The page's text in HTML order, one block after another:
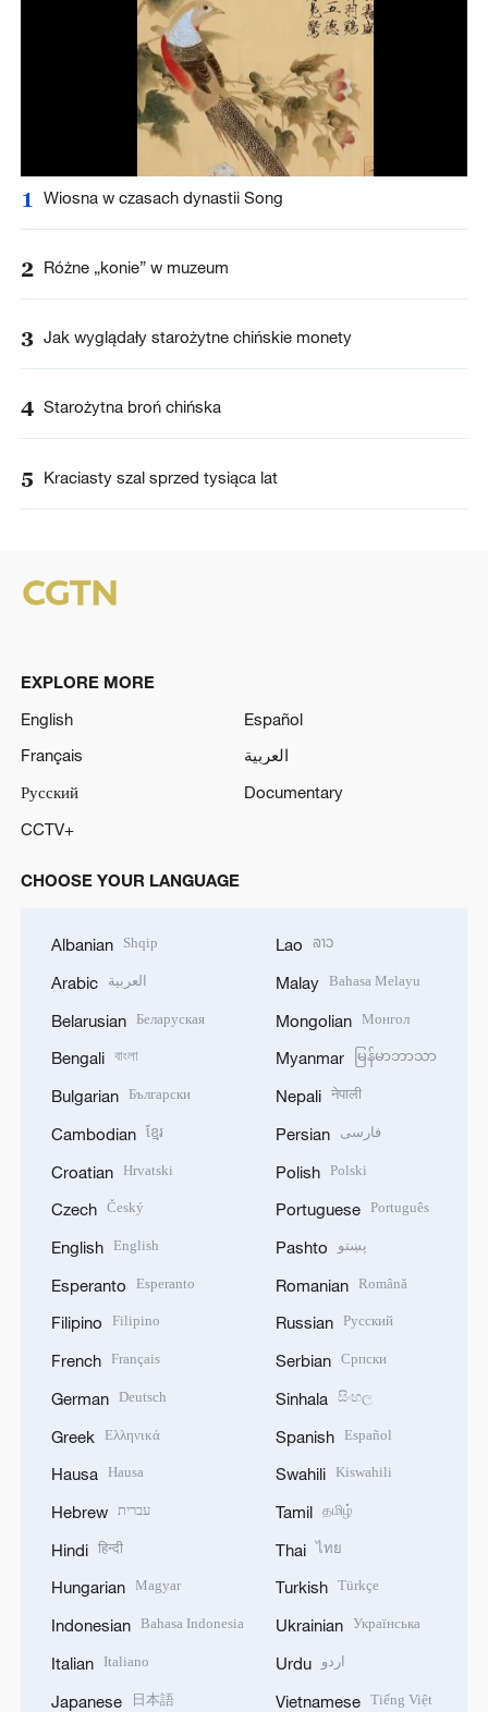
1 Wiosna w czasach dynastii Song
2 Różne „konie” w muzeum
3 Jak wyglądały starożytne chińskie monety
4 Starożytna broń chińska
5 Kraciasty szal sprzed tysiąca lat
EXPLORE MORE
English
Español
Français
العربية
Русский
Documentary
CCTV+
CHOOSE YOUR LANGUAGE
Albanian Shqip
Arabic العربية
Belarusian Беларуская
Bengali বাংলা
Bulgarian Български
Cambodian ខ្មែរ
Croatian Hrvatski
Czech Český
English English
Esperanto Esperanto
Filipino Filipino
French Français
German Deutsch
Greek Ελληνικά
Hausa Hausa
Hebrew עברית
Hindi हिन्दी
Hungarian Magyar
Indonesian Bahasa Indonesia
Italian Italiano
Japanese 日本語
Lao ລາວ
Malay Bahasa Melayu
Mongolian Монгол
Myanmar မြန်မာဘာသာ
Nepali नेपाली
Persian فارسی
Polish Polski
Portuguese Português
Pashto پښتو
Romanian Română
Russian Русский
Serbian Српски
Sinhala සිංහල
Spanish Español
Swahili Kiswahili
Tamil தமிழ்
Thai ไทย
Turkish Türkçe
Ukrainian Українська
Urdu اردو
Vietnamese Tiếng Việt